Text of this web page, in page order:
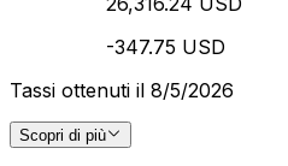
-347.75 USD
Tassi ottenuti il 8/5/2026
Scopri di più